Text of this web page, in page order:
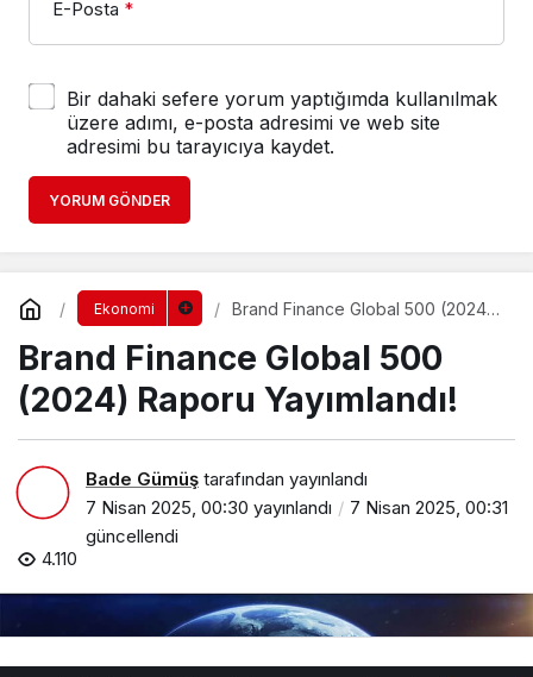
E-Posta *
Bir dahaki sefere yorum yaptığımda kullanılmak
üzere adımı, e-posta adresimi ve web site
adresimi bu tarayıcıya kaydet.
YORUM GÖNDER
Ekonomi
Brand Finance Global 500 (2024)
Brand Finance Global 500
(2024) Raporu Yayımlandı!
Bade Gümüş tarafından yayınlandı
7 Nisan 2025, 00:30 yayınlandı
7 Nisan 2025, 00:31
güncellendi
4.110